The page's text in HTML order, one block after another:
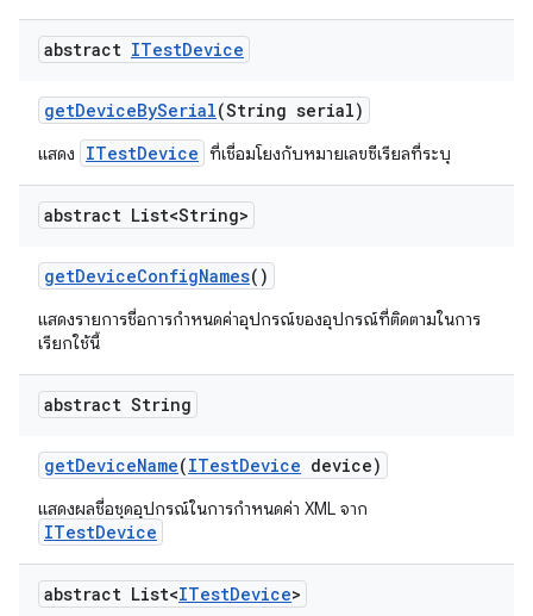
abstract ITestDevice
getDeviceBySerial(String serial)
แสดง ITestDevice ที่เชื่อมโยงกับหมายเลขซีเรียลที่ระบุ
abstract List<String>
getDeviceConfigNames()
แสดงรายการชื่อการกำหนดค่าอุปกรณ์ของอุปกรณ์ที่ติดตามในการ
เรียกใช้นี้
abstract String
getDeviceName(ITestDevice device)
แสดงผลชื่อชุดอุปกรณ์ในการกำหนดค่า XML จาก
ITestDevice
abstract List<ITestDevice>